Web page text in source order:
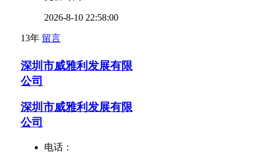
2026-8-10 22:58:00
13年 留言
深圳市威雅利发展有限
公司
深圳市威雅利发展有限
公司
电话：